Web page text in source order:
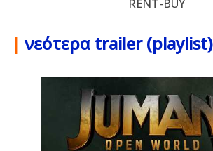
RENT-BUY
| νεότερα trailer (playlist)